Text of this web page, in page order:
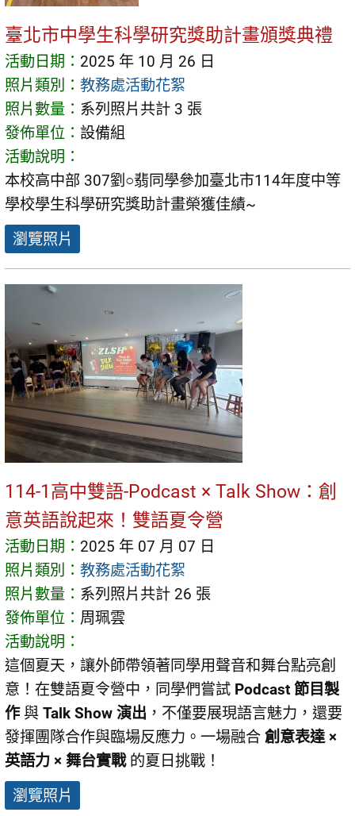
臺北市中學生科學研究獎助計畫頒獎典禮
活動日期： 2025 年 10 月 26 日
照片類別： 教務處活動花絮
照片數量： 系列照片共計 3 張
發佈單位： 設備組
活動說明：
本校高中部 307劉○翡同學參加臺北市114年度中等
學校學生科學研究獎助計畫榮獲佳績~
瀏覽照片
114-1高中雙語-Podcast × Talk Show：創
意英語說起來！雙語夏令營
活動日期： 2025 年 07 月 07 日
照片類別： 教務處活動花絮
照片數量： 系列照片共計 26 張
發佈單位： 周珮雲
活動說明：
這個夏天，讓外師帶領著同學用聲音和舞台點亮創
意！在雙語夏令營中，同學們嘗試 Podcast 節目製
作與 Talk Show 演出 ，不僅要展現語言魅力，還要
發揮團隊合作與臨場反應力。一場融合 創意表達 ×
英語力 × 舞台實戰的夏日挑戰！
瀏覽照片